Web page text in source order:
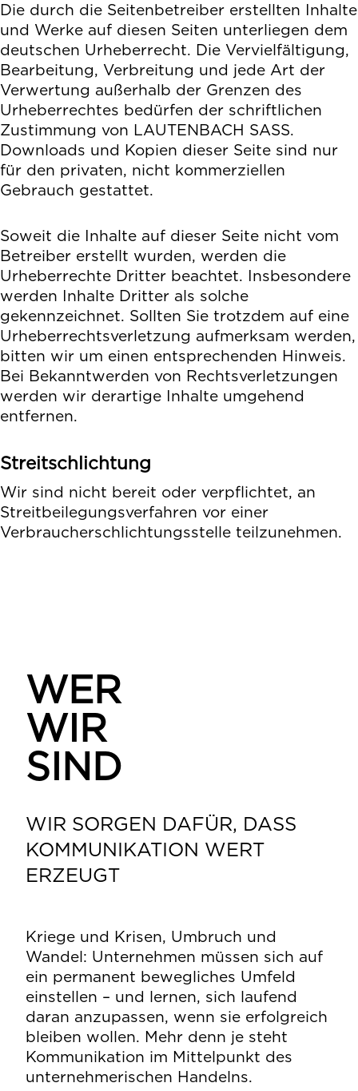
Die durch die Seitenbetreiber erstellten Inhalte
und Werke auf diesen Seiten unterliegen dem
deutschen Urheberrecht. Die Vervielfältigung,
Bearbeitung, Verbreitung und jede Art der
Verwertung außerhalb der Grenzen des
Urheberrechtes bedürfen der schriftlichen
Zustimmung von LAUTENBACH SASS.
Downloads und Kopien dieser Seite sind nur
für den privaten, nicht kommerziellen
Gebrauch gestattet.
Soweit die Inhalte auf dieser Seite nicht vom
Betreiber erstellt wurden, werden die
Urheberrechte Dritter beachtet. Insbesondere
werden Inhalte Dritter als solche
gekennzeichnet. Sollten Sie trotzdem auf eine
Urheberrechtsverletzung aufmerksam werden,
bitten wir um einen entsprechenden Hinweis.
Bei Bekanntwerden von Rechtsverletzungen
werden wir derartige Inhalte umgehend
entfernen.
Streitschlichtung
Wir sind nicht bereit oder verpflichtet, an
Streitbeilegungsverfahren vor einer
Verbraucherschlichtungsstelle teilzunehmen.
WER
WIR
SIND
WIR SORGEN DAFÜR, DASS
KOMMUNIKATION WERT
ERZEUGT
Kriege und Krisen, Umbruch und
Wandel: Unternehmen müssen sich auf
ein permanent bewegliches Umfeld
einstellen – und lernen, sich laufend
daran anzupassen, wenn sie erfolgreich
bleiben wollen. Mehr denn je steht
Kommunikation im Mittelpunkt des
unternehmerischen Handelns.